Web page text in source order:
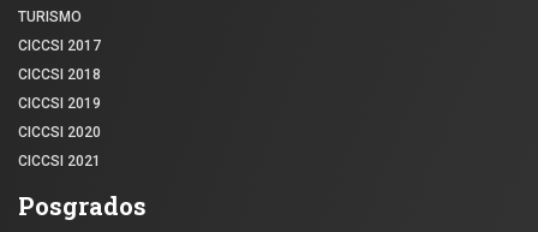
TURISMO
CICCSI 2017
CICCSI 2018
CICCSI 2019
CICCSI 2020
CICCSI 2021
Posgrados